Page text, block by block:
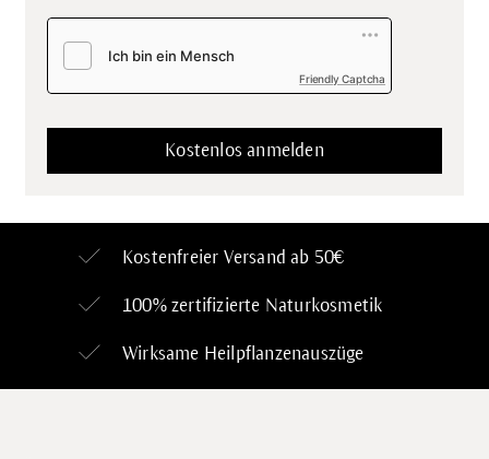
Friendly Captcha
Kostenfreier Versand ab 50€
100% zertifizierte Naturkosmetik
Wirksame Heilpflanzenauszüge